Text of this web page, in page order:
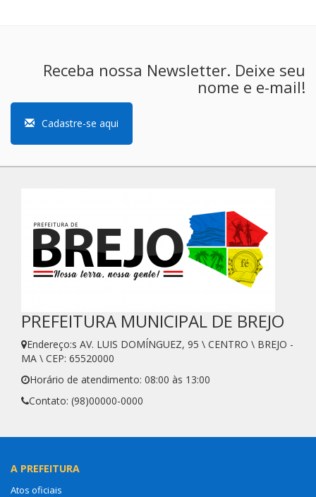
Receba nossa Newsletter. Deixe seu
nome e e-mail!
Cadastre-se aqui
PREFEITURA MUNICIPAL DE BREJO
Endereço:s AV. LUIS DOMÍNGUEZ, 95 \ CENTRO \ BREJO -
MA \ CEP: 65520000
Horário de atendimento: 08:00 às 13:00
Contato: (98)00000-0000
A PREFEITURA
Atos oficiais